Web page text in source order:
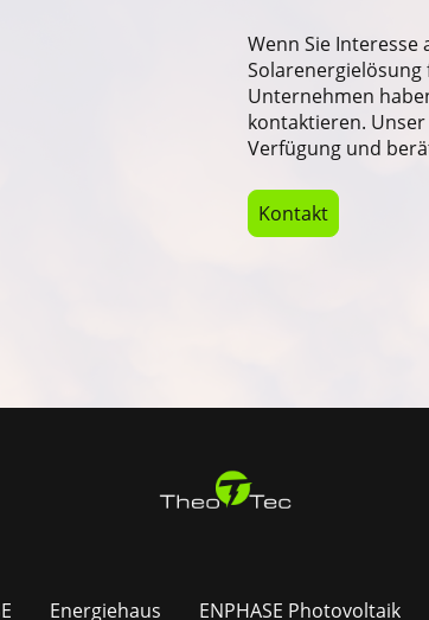
Wenn Sie
Unternehmen
kontaktieren.
Verfügung und
Kontakt
Energiehaus ENPHASE Photovoltaik